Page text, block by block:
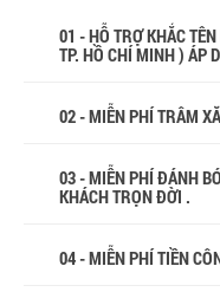
01 - HỖ TRỢ KHẮC
TP. HỒ CHÍ MINH ) ÁP
02 - MIỄN PHÍ TRÂM
03 - MIỄN PHÍ ĐÁNH
KHÁCH TRỌN ĐỜI .
04 - MIỄN PHÍ TIỀN